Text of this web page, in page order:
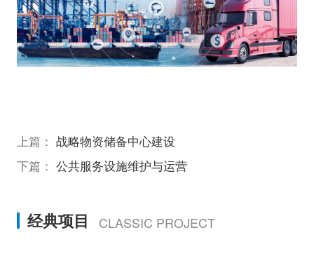
上篇： 战略物资储备中心建设
下篇： 公共服务设施维护与运营
经典项目 CLASSIC PROJECT